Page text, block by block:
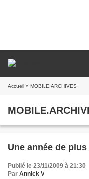
Accueil » MOBILE.ARCHIVES
Une année de
Publié le 23/11/2009 à 21:30
Par Annick V